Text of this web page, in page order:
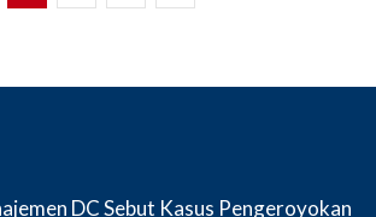
DC Sebut Kasus Pengeroyokan